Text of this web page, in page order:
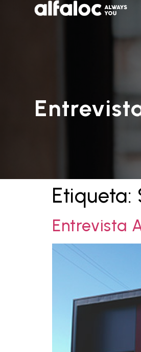
Etiqueta:
Entrevista